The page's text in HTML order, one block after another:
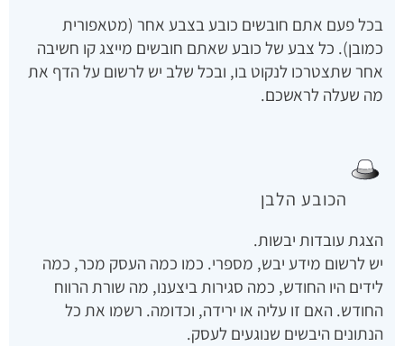
בכל פעם אתם חובשים כובע בצבע אחר (מטאפורית
כמובן). כל צבע של כובע שאתם חובשים מייצג קו חשיבה
אחר שתצטרכו לנקוט בו, ובכל שלב יש לרשום על הדף את
מה שעלה לראשכם.
הכובע הלבן
הצגת עובדות יבשות.
יש לרשום מידע יבש, מספרי. כמו כמה העסק מכר, כמה
לידים היו החודש, כמה סגירות ביצענו, מה שורת הרווח
החודש. האם זו עליה או ירידה, וכדומה. רשמו את כל
הנתונים היבשים שנוגעים לעסק.